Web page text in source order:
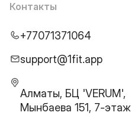
Контакты
+77071371064
support@1fit.app
Алматы, БЦ 'VERUM',
Мынбаева 151, 7-этаж